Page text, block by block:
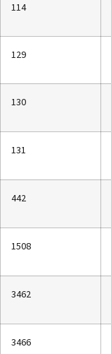
114
129
130
131
442
1508
3462
3466